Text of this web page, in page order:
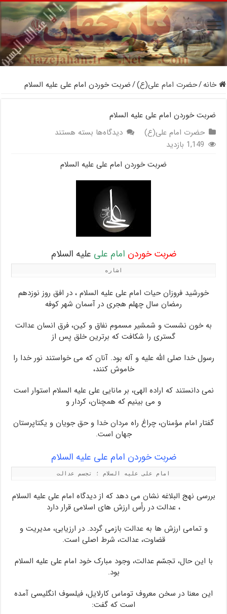
خانه/حضرت امام علی(ع)/ضربت خوردن امام علی علیه السلام
ضربت خوردن امام علی علیه السلام
حضرت امام علی(ع)
دیدگاه‌ها برای
امام
علی
بسته هستند
1,149 بازدید
ضربت خوردن امام علی علیه السلام
ضربت خوردن امام علی علیه السلام
اشاره
خورشید فروزان حیات امام علی علیه السلام ، در افق روز نوزدهم
رمضان سال چهلم هجری در آسمان شهر کوفه
به خون نشست و شمشیر مسموم نفاق و کین، فرق انسان عدالت
گستری را شکافت که برترین خلق پس از
رسول خدا صلی الله علیه و آله بود. آنان که می خواستند نور خدا را
خاموش کنند،
نمی دانستند که اراده الهی، بر مانایی علی علیه السلام استوار است
و می بینیم که همچنان، کردار و
گفتار امام مؤمنان، چراغ راه مردان خدا و حق جویان و یکتاپرستان
جهان است.
ضربت خوردن امام علی علیه السلام
امام علی علیه السلام ؛ تجسم عدالت
بررسی نهج البلاغه نشان می دهد که از دیدگاه امام علی علیه السلام
، عدالت در رأس ارزش های اسلامی قرار دارد
و تمامی ارزش ها به عدالت بازمی گردد. در ارزیابی، مدیریت و
قضاوت، عدالت، شرط اصلی است.
با این حال، تجسّم عدالت، وجود مبارک خود امام علی علیه السلام
بود.
این معنا در سخن معروف توماس کارلایل، فیلسوف انگلیسی آمده
است که گفت: